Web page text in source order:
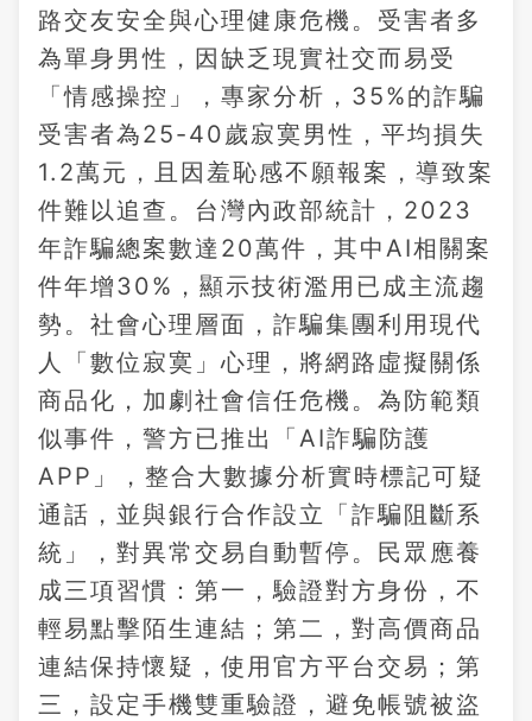
路交友安全與心理健康危機。受害者多
為單身男性，因缺乏現實社交而易受
「情感操控」，專家分析，35%的詐騙
受害者為25-40歲寂寞男性，平均損失
1.2萬元，且因羞恥感不願報案，導致案
件難以追查。台灣內政部統計，2023
年詐騙總案數達20萬件，其中AI相關案
件年增30%，顯示技術濫用已成主流趨
勢。社會心理層面，詐騙集團利用現代
人「數位寂寞」心理，將網路虛擬關係
商品化，加劇社會信任危機。為防範類
似事件，警方已推出「AI詐騙防護
APP」，整合大數據分析實時標記可疑
通話，並與銀行合作設立「詐騙阻斷系
統」，對異常交易自動暫停。民眾應養
成三項習慣：第一，驗證對方身份，不
輕易點擊陌生連結；第二，對高價商品
連結保持懷疑，使用官方平台交易；第
三，設定手機雙重驗證，避免帳號被盜